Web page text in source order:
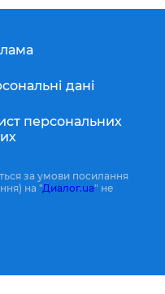
дані
персональних
за умови посилання
на "Диалог.ua" не